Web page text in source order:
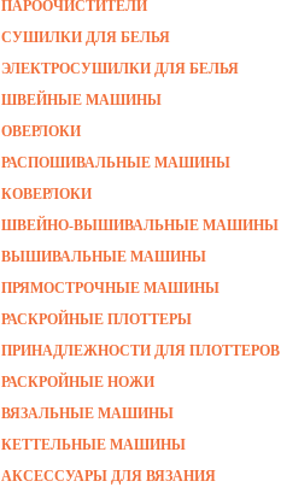
ПАРООЧИСТИТЕЛИ
СУШИЛКИ ДЛЯ БЕЛЬЯ
ЭЛЕКТРОСУШИЛКИ ДЛЯ БЕЛЬЯ
ШВЕЙНЫЕ МАШИНЫ
ОВЕРЛОКИ
РАСПОШИВАЛЬНЫЕ МАШИНЫ
КОВЕРЛОКИ
ШВЕЙНО-ВЫШИВАЛЬНЫЕ МАШИНЫ
ВЫШИВАЛЬНЫЕ МАШИНЫ
ПРЯМОСТРОЧНЫЕ МАШИНЫ
РАСКРОЙНЫЕ ПЛОТТЕРЫ
ПРИНАДЛЕЖНОСТИ ДЛЯ ПЛОТТЕРОВ
РАСКРОЙНЫЕ НОЖИ
ВЯЗАЛЬНЫЕ МАШИНЫ
КЕТТЕЛЬНЫЕ МАШИНЫ
АКСЕССУАРЫ ДЛЯ ВЯЗАНИЯ